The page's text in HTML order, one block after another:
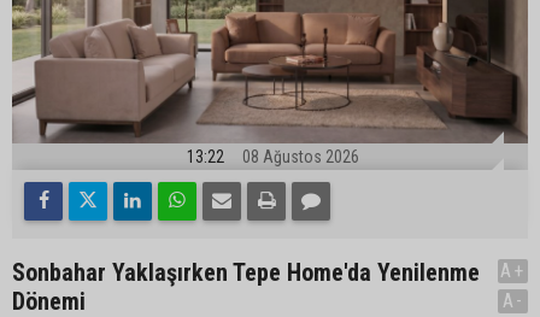
13:22 08 Ağustos 2026
Sonbahar Yaklaşırken Tepe Home'da Yenilenme
Dönemi
A+
A-